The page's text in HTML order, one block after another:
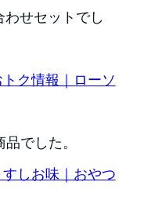
わせセットでし
ク情報｜ローソ
でした。
しお味｜おやつ